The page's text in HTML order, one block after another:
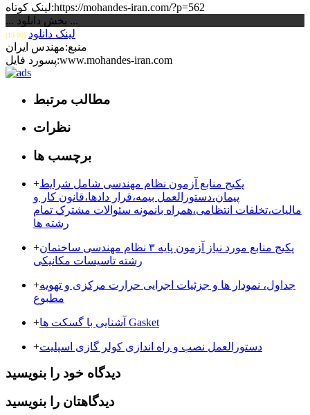
لینک کوتاه:https://mohandes-iran.com/?p=562
... بخش دانلود ...
لینک دانلود (19.80)
منبع:مهندس ایران
پسورد فایل:www.mohandes-iran.com
مطالب مرتبط
نظرات
برچسب ها
+پکیج منابع آزمون نظام مهندسی شامل شرایط
پیمان،دستورالعمل بیمه،قرار دادها،قانون کار و
مالیات،تخلفات انتظامی،همراه بانمونه سئوالات مشترک تمام
رشته ها
+پکیج منابع مورد نیاز آزمون پایه ۳ نظام مهندسی ساختمان
رشته تاسیسات مکانیکی
+جداول، نمودار ها و جزئیات اجرایی حرارت مرکزی و تهویه
مطبوع
+ آشنایی با گسکت ها Gasket
+دستورالعمل نصب و راه اندازی کولر گازی اسپلیت
دیدگاه خود را بنویسید
دیدگاهتان را بنویسید